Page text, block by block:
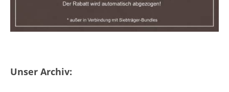
Unser Archiv: